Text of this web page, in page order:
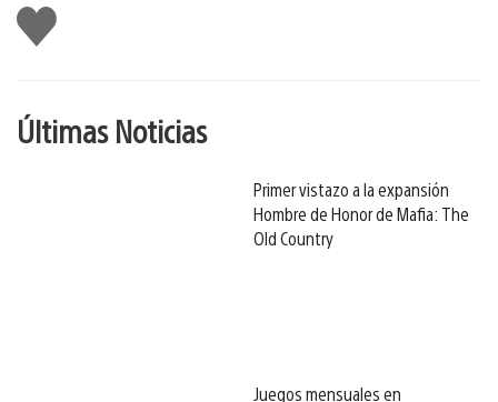
Me
gusta
Últimas Noticias
Primer vistazo a la expansión
Hombre de Honor de Mafia: The
Old Country
Juegos mensuales en